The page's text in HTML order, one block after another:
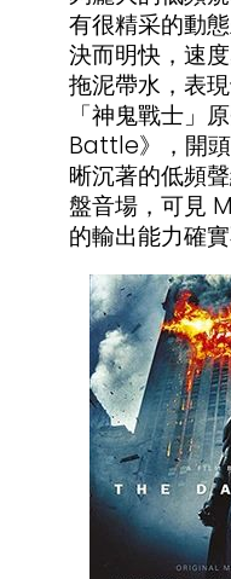
有很精采的動
決而明快，速
拖泥帶水，表
「神鬼戰士」
Battle》，開
晰沉著的低頻
盤音場，可見
的輸出能力確實